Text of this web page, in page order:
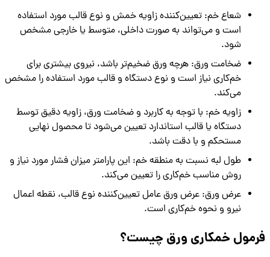
شعاع خم: تعیین‌کننده زاویه خمش و نوع قالب مورد استفاده
است و می‌تواند به صورت داخلی، متوسط یا خارجی مشخص
شود.
ضخامت ورق: هرچه ورق ضخیم‌تر باشد، نیروی بیشتری برای
خم‌کاری نیاز است و نوع دستگاه و قالب مورد استفاده را مشخص
می‌کند.
زاویه خم: با توجه به کاربرد و ضخامت ورق، زاویه دقیق توسط
دستگاه یا قالب استاندارد تعیین می‌شود تا محصول نهایی
مستحکم و با دقت باشد.
طول لبه نسبت به منطقه خم: این پارامتر میزان فشار مورد نیاز و
روش مناسب خم‌کاری را تعیین می‌کند.
عرض ورق: عرض ورق عامل تعیین‌کننده نوع قالب، نقطه اعمال
نیرو و نحوه خم‌کاری است.
فرمول خمکاری ورق چیست؟